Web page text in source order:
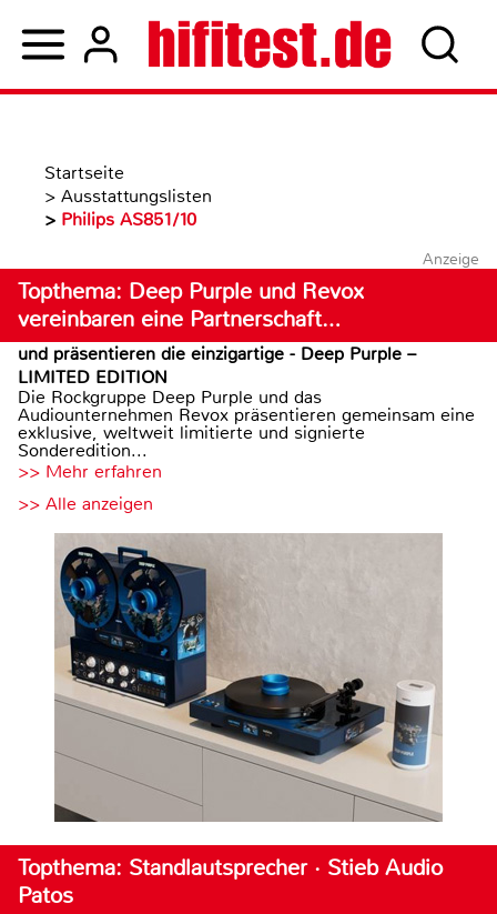
Startseite
> Ausstattungslisten
> Philips AS851/10
Anzeige
Topthema: Deep Purple und Revox
vereinbaren eine Partnerschaft…
und präsentieren die einzigartige - Deep Purple –
LIMITED EDITION
Die Rockgruppe Deep Purple und das
Audiounternehmen Revox präsentieren gemeinsam eine
exklusive, weltweit limitierte und signierte
Sonderedition...
>> Mehr erfahren
>> Alle anzeigen
Topthema: Standlautsprecher · Stieb Audio
Patos